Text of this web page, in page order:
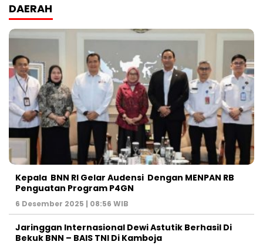
DAERAH
Kepala BNN RI Gelar Audensi Dengan MENPAN RB
Penguatan Program P4GN
6 Desember 2025 | 08:56 WIB
Jaringgan Internasional Dewi Astutik Berhasil Di
Bekuk BNN – BAIS TNI Di Kamboja